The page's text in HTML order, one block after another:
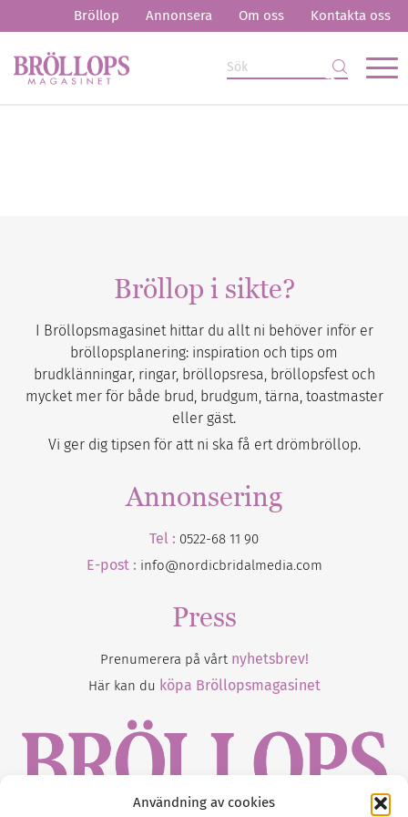
Användning av cookies
Bröllop Annonsera Om oss Kontakta oss
Bröllop i sikte?
I Bröllopsmagasinet hittar du allt ni behöver inför er
bröllopsplanering: inspiration och tips om
brudklänningar, ringar, bröllopsresa, bröllopsfest och
mycket mer för både brud, brudgum, tärna, toastmaster
eller gäst.
Vi ger dig tipsen för att ni ska få ert drömbröllop.
Annonsering
Tel : 0522-68 11 90
E-post : info@nordicbridalmedia.com
Press
Prenumerera på vårt nyhetsbrev!
Här kan du köpa Bröllopsmagasinet